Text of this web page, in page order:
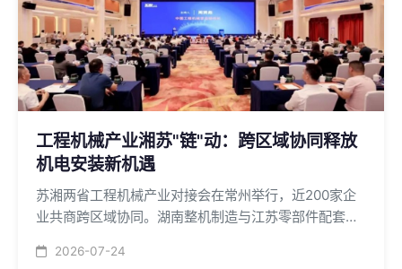
工程机械产业湘苏"链"动：跨区域协同释放
机电安装新机遇
苏湘两省工程机械产业对接会在常州举行，近200家企
业共商跨区域协同。湖南整机制造与江苏零部件配套优
械展览会2027年5月举办。
2026-07-24